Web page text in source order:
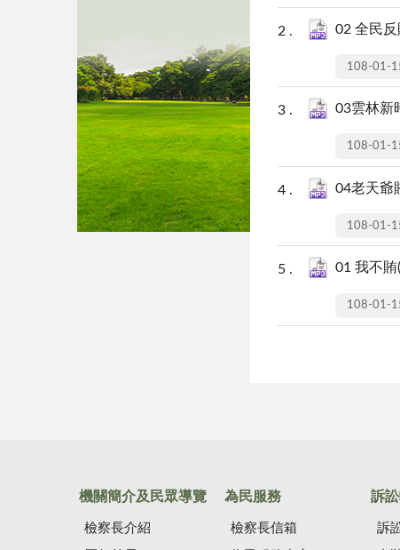
02 全民
108-01-
03雲林新
108-01-
04老天爺
108-01-
01 我不賄
108-01-
機關簡介及民眾導覽
檢察長介紹
為民服務
檢察長信箱
訴
訴